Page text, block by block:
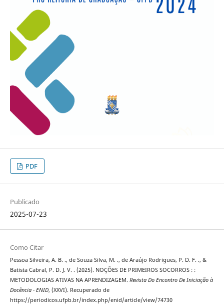
PDF
Publicado
2025-07-23
Como Citar
Pessoa Silveira, A. B. ., de Souza Silva, M. ., de Araújo Rodrigues, P. D. F. ., &
Batista Cabral, P. D. J. V. . (2025). NOÇÕES DE PRIMEIROS SOCORROS : :
METODOLOGIAS ATIVAS NA APRENDIZAGEM. Revista Do Encontro De Iniciação à
Docência - ENID, (XXVI). Recuperado de
https://periodicos.ufpb.br/index.php/enid/article/view/74730